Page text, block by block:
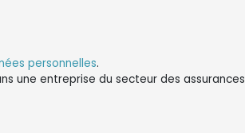
personnelles.
une entreprise du secteur des assurances